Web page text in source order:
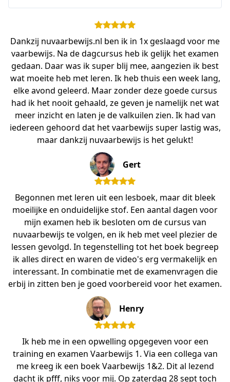
Dankzij nuvaarbewijs.nl ben ik in 1x geslaagd voor me
vaarbewijs. Na de dagcursus heb ik gelijk het examen
gedaan. Daar was ik super blij mee, aangezien ik best
wat moeite heb met leren. Ik heb thuis een week lang,
elke avond geleerd. Maar zonder deze goede cursus
had ik het nooit gehaald, ze geven je namelijk net wat
meer inzicht en laten je de valkuilen zien. Ik had van
iedereen gehoord dat het vaarbewijs super lastig was,
maar dankzij nuvaarbewijs is het gelukt!
Gert
Begonnen met leren uit een lesboek, maar dit bleek
moeilijke en onduidelijke stof. Een aantal dagen voor
mijn examen heb ik besloten om de cursus van
nuvaarbewijs te volgen, en ik heb met veel plezier de
lessen gevolgd. In tegenstelling tot het boek begreep
ik alles direct en waren de video's erg vermakelijk en
interessant. In combinatie met de examenvragen die
erbij in zitten ben je goed voorbereid voor het examen.
Henry
Ik heb me in een opwelling opgegeven voor een
training en examen Vaarbewijs 1. Via een collega van
me kreeg ik een boek Vaarbewijs 1&2. Dit al lezend
dacht ik pfff, niks voor mij. Op zaterdag 28 sept toch